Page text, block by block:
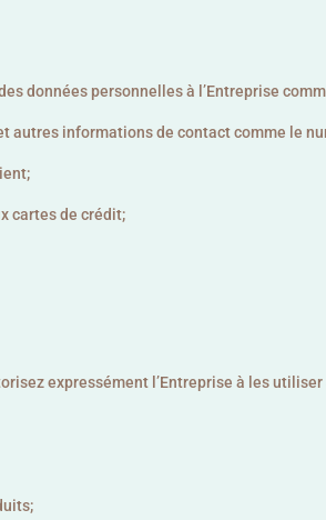
données personnelles à l’Entreprise
informations de contact comme le
cartes de crédit;
expressément l’Entreprise à les